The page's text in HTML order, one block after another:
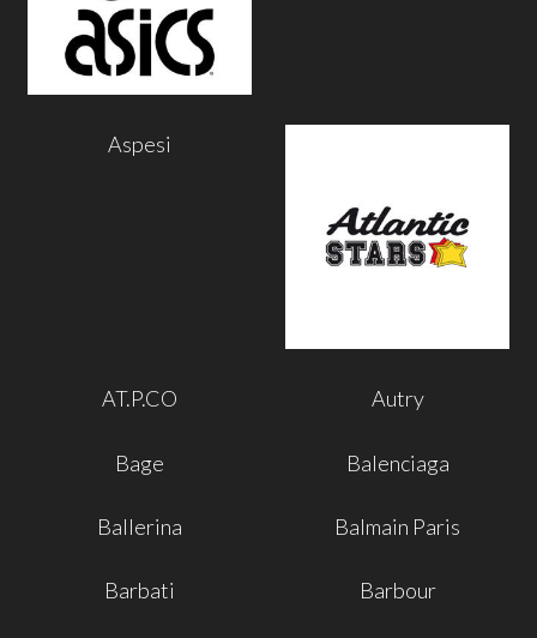
Aspesi
AT.P.CO Autry
Bage Balenciaga
Ballerina Balmain Paris
Barbati Barbour